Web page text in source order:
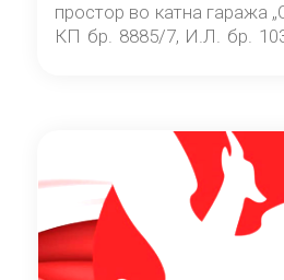
простор во катна гаража
КП бр. 8885/7, И.Л. бр.
Скопје” број 9/2026),
(три) години од денот на
Договорот за закуп
понудувач.